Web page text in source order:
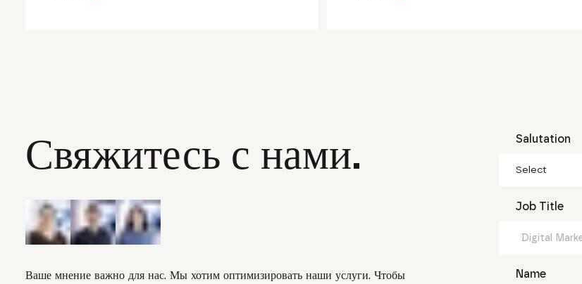
Свяжитесь с нами.
Ваше мнение важно для нас. Мы хотим оптимизировать наши услуги. Чтобы
Salutation
Select
Job Title
Name